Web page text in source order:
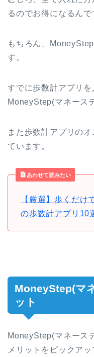
るのでお得になるんで
もちろん、
す。
すでに歩数計アプリ
MoneyStep(マネース
また歩数計アプリの
ています。
あわせて読みたい
【厳選】歩くだけ
の歩数計アプリ10
MoneyStep(マ
ット
MoneyStep(マネース
メリットをピックアッ